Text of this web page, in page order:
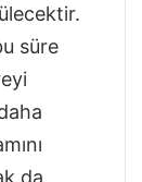
süre
da